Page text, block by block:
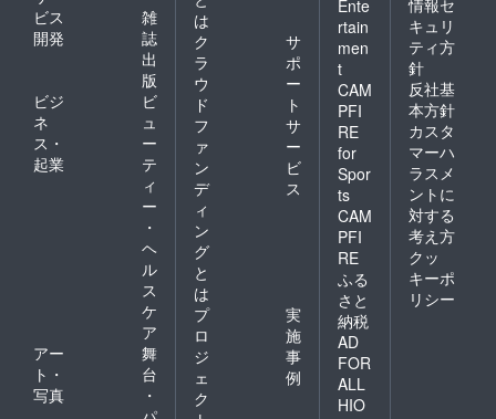
ビス
開発
雑
誌
出
版
ビジ
ネ
ス・
起業
ビ
ュ
ー
テ
ィ
ー
・
ヘ
ル
ス
ケ
ア
アー
ト・
写真
舞
台
・
は
ク
ラ
ウ
ド
フ
ァ
ン
デ
ィ
ン
グ
と
は
サ
ポ
ー
ト
サ
ー
ビ
ス
プ
ロ
ジ
ェ
ク
実
施
事
例
Ente
rtain
men
t
CAM
PFI
RE
for
Spor
ts
CAM
PFI
RE
ふる
さと
納税
AD
FOR
ALL
HIO
キュリ
ティ方
針
反社基
本方針
カスタ
マーハ
ラスメ
ントに
対する
考え方
クッ
キーポ
リシー